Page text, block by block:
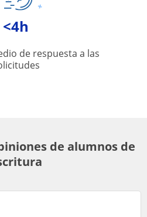
<4h
de respuesta a las
de alumnos de